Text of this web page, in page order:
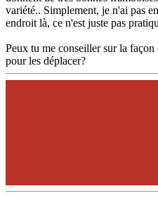
variété.. Simplement, je n'ai pas
endroit là, ce n'est juste pas
Peux tu me conseiller sur la
pour les déplacer?